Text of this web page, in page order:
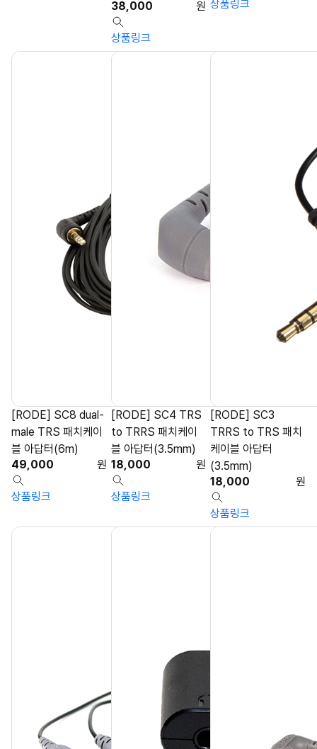
38,000
원
상품링크
상품링크
[RODE] SC8 dual-
male TRS 패치케이
블 아답터(6m)
49,000
원
상품링크
[RODE] SC4 TRS
to TRRS 패치케이
블 아답터(3.5mm)
18,000
원
상품링크
[RODE] SC3
TRRS to TRS 패치
케이블 아답터
(3.5mm)
18,000
원
상품링크